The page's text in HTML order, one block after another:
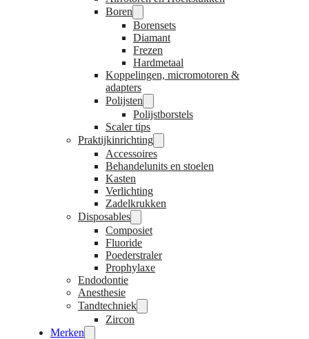
Boren
Borensets
Diamant
Frezen
Hardmetaal
Koppelingen, micromotoren &
adapters
Polijsten
Polijstborstels
Scaler tips
Praktijkinrichting
Accessoires
Behandelunits en stoelen
Kasten
Verlichting
Zadelkrukken
Disposables
Composiet
Fluoride
Poederstraler
Prophylaxe
Endodontie
Anesthesie
Tandtechniek
Zircon
Merken